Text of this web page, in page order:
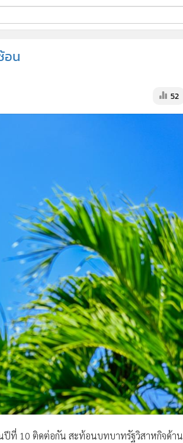
อน
52
นปีที่ 10 ติดต่อกัน สะท้อนบทบาทรัฐวิสาหกิจด้าน